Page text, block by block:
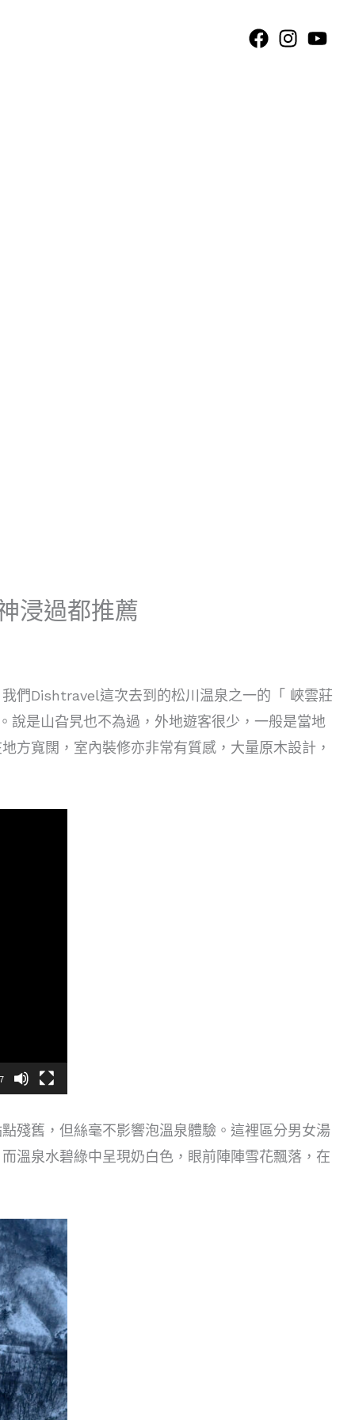
浸過都推薦
們Dishtravel這次去到的松川温泉之一的「 峽雲莊
說是山旮旯也不為過，外地遊客很少，一般是當地
方寬闊，室內裝修亦非常有質感，大量原木設計，
殘舊，但絲毫不影響泡溫泉體驗。這裡區分男女湯
溫泉水碧綠中呈現奶白色，眼前陣陣雪花飄落，在